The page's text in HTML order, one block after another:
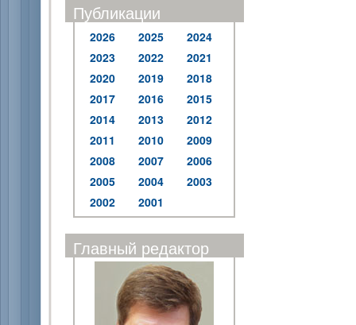
Публикации
2026 2025
2024
2023
2022
2021
2020
2019
2018
2017
2016
2015
2014
2013
2012
2011
2010
2009
2008
2007
2006
2005
2004
2003
2002
2001
Главный редактор